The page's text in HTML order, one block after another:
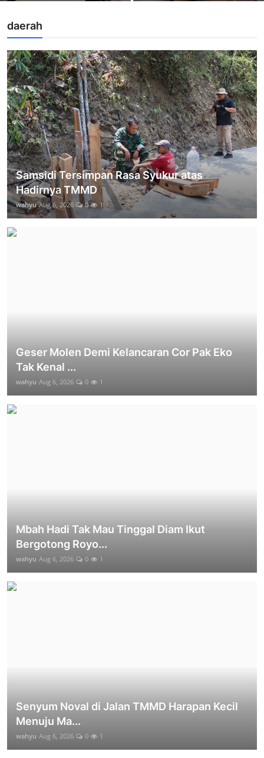
daerah
Samsidi Tersimpan Rasa Syukur atas
Hadirnya TMMD
wahyu Aug 6, 2026 0 1
Geser Molen Demi Kelancaran Cor Pak Eko
Tak Kenal ...
wahyu Aug 6, 2026 0 1
Mbah Hadi Tak Mau Tinggal Diam Ikut
Bergotong Royo...
wahyu Aug 6, 2026 0 1
Senyum Noval di Jalan TMMD Harapan Kecil
Menuju Ma...
wahyu Aug 6, 2026 0 1